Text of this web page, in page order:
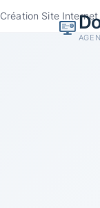
Création Site Internet